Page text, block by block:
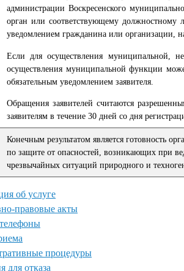
администрации Воскресенского
орган или соответствую­щему
уведомлением гражданина или организации,
Если для осуществления муниципальной,
осуществления муниципальной функции
обязательным уве­домлением заявителя.
Обращения заявителей считаются
заявителям в течение 30 дней со дня
Конечным результатом является готовность
по за­щите от опасностей, возникающих при
чрезвычайных ситуаций природного и
об услуге
правовые акты
процедуры
для отказа